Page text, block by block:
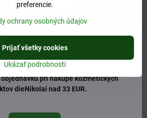
preferencie.
ochrany osobných údajov
Ukázať podrobnosti
Prijať všetky cookies
pri nákupe kozmetických
dieNikolai nad 33 EUR.